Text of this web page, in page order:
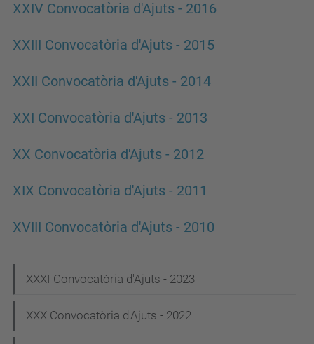
XXIV Convocatòria d'Ajuts - 2016
XXIII Convocatòria d'Ajuts - 2015
XXII Convocatòria d'Ajuts - 2014
XXI Convocatòria d'Ajuts - 2013
XX Convocatòria d'Ajuts - 2012
XIX Convocatòria d'Ajuts - 2011
XVIII Convocatòria d'Ajuts - 2010
a
v
XXXI Convocatòria d'Ajuts - 2023
XXX Convocatòria d'Ajuts - 2022